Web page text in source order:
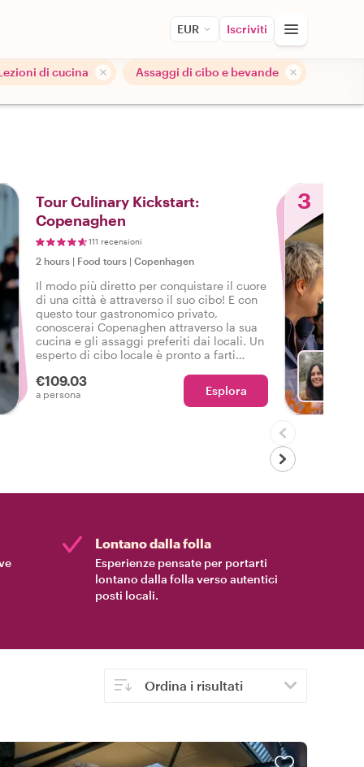
EUR Iscriviti
di cucina Assaggi di cibo e bevande
Tour Culinary Kickstart:
Copenaghen
111 recensioni
2 hours | Food tours | Copenhagen
Il modo più diretto per conquistare il cuore
di una città è attraverso il suo cibo! E con
questo tour gastronomico privato,
conoscerai Copenaghen attraverso la sua
cucina e gli assaggi preferiti dai locali. Un
esperto di cibo locale è pronto a farti
soddisfacendo le tue voglie di cibo locale
e di attrazioni della città.
€109.03
a persona Esplora
3
Lontano dalla folla
Esperienze pensate per portarti
lontano dalla folla verso autentici
posti locali.
Ordina i risultati